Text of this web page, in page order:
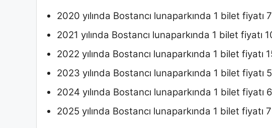
2020 yılında Bostancı lunaparkında 1 bilet fiyatı
2021 yılında Bostancı lunaparkında 1 bilet fiyatı
2022 yılında Bostancı lunaparkında 1 bilet fiyatı
2023 yılında Bostancı lunaparkında 1 bilet fiyatı
2024 yılında Bostancı lunaparkında 1 bilet fiyatı
2025 yılında Bostancı lunaparkında 1 bilet fiyatı